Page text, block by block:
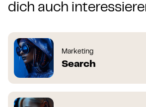
dich auch
Marketing
Search